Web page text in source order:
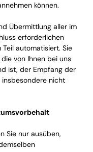
können.
Übermittlung aller im
erforderlichen
automatisiert. Sie
von Ihnen bei uns
ist, der Empfang der
nicht
Sie nur ausüben,